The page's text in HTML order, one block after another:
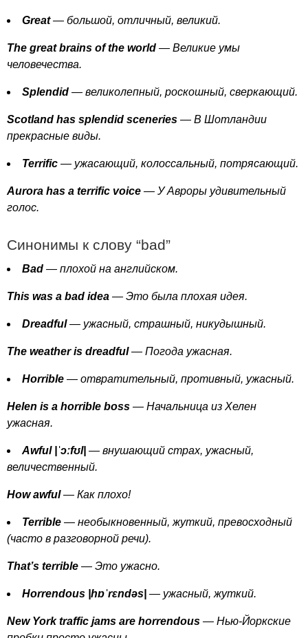
Great— большой, отличный, великий.
The great brains of the world — Великие умы
человечества.
Splendid — великолепный, роскошный, сверкающий.
Scotland has splendid sceneries — В Шотландии
прекрасные виды.
Terrific — ужасающий, колоссальный, потрясающий.
Aurora has a terrific voice — У Авроры удивительный
голос.
Синонимы к слову “bad”
Bad — плохой на английском.
This was a bad idea — Это была плохая идея.
Dreadful— ужасный, страшный, никудышный.
The weather is dreadful— Погода ужасная.
Horrible — отвратительный, противный, ужасный.
Helen is a horrible boss — Начальница из Хелен
ужасная.
Awful|ˈɔːfʊl| — внушающий страх, ужасный,
величественный.
How awful— Как плохо!
Terrible — необыкновенный, жуткий, превосходный
(часто в разговорной речи).
That’s terrible — Это ужасно.
Horrendous hɒˈrɛndəs — ужасный, жуткий.
New York traffic jams are horrendous — Нью-Йоркские